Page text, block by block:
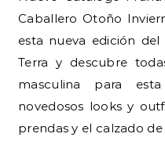
Caballero Otoño
esta nueva edición
Terra y descubre
masculina para
novedosos looks y
prendas y el calzado